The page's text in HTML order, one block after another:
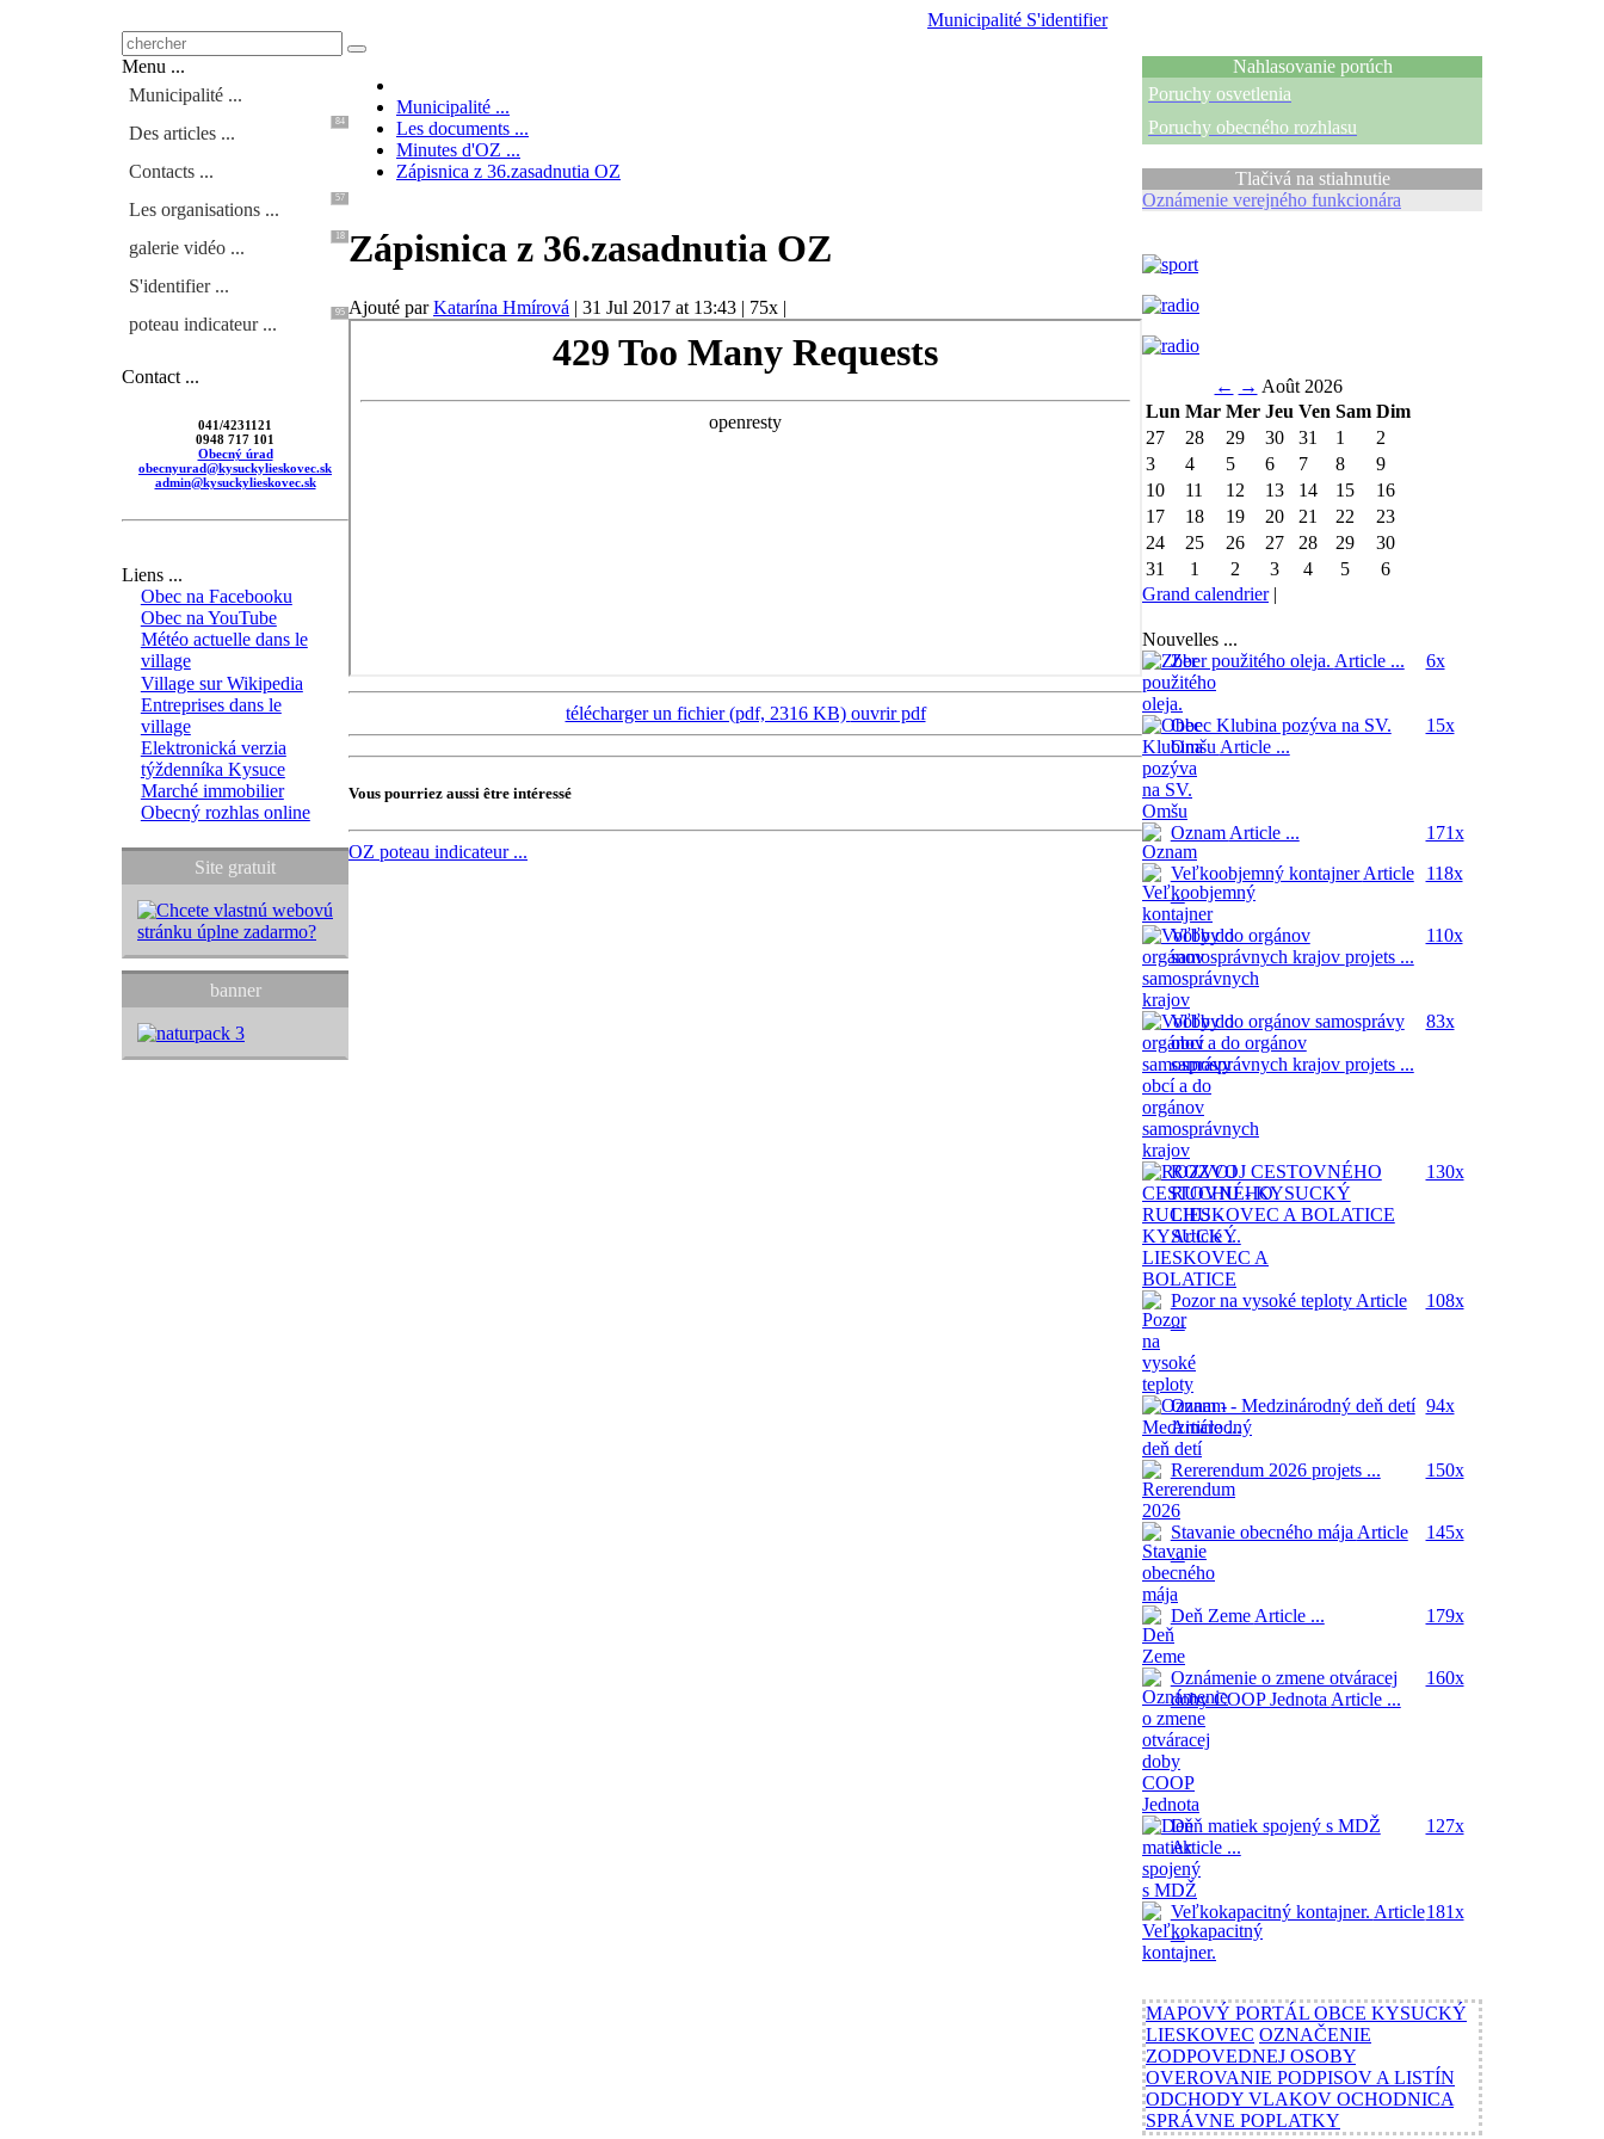
Municipalité S'identifier
Menu ...
Municipalité ...
Des articles ...
84
Contacts ...
Les organisations ...
57
galerie vidéo ...
18
S'identifier ...
poteau indicateur ...
95
Contact ...
041/4231121
0948 717 101
Obecný úrad
obecnyurad@kysuckylieskovec.sk
admin@kysuckylieskovec.sk
Liens ...
Obec na Facebooku
Obec na YouTube
Météo actuelle dans le
village
Village sur Wikipedia
Entreprises dans le
village
Elektronická verzia
týždenníka Kysuce
Marché immobilier
Obecný rozhlas online
Site gratuit
banner
Municipalité ...
Les documents ...
Minutes d'OZ ...
Zápisnica z 36.zasadnutia OZ
Zápisnica z 36.zasadnutia OZ
Ajouté parKatarína Hmírová | 31 Jul 2017 at 13:43 | 75x |
télécharger un fichier (pdf, 2316 KB) ouvrir pdf
Vous pourriez aussi être intéressé
OZ poteau indicateur ...
Nahlasovanie porúch
Poruchy osvetlenia
Poruchy obecného rozhlasu
Tlačivá na stiahnutie
Oznámenie verejného funkcionára
← → Août 2026
Lun Mar Mer Jeu Ven Sam Dim
27
28 29 30 31 1
2
3
4 5 6 7 8
9
10
11 12 13 14 15
16
17
18 19 20 21 22
23
24
25 26 27 28 29
30
31
1 2 3 4 5
6
Grand calendrier|
Nouvelles ...
Zber použitého oleja. Article ... 6x
Obec Klubina pozýva na SV.
Omšu Article ...
15x
Oznam Article ...
171x
Veľkoobjemný kontajnerArticle
...
118x
Voľby do orgánov
samosprávnych krajov projets ...
110x
Voľby do orgánov samosprávy
obcí a do orgánov
samosprávnych krajov projets ...
83x
ROZVOJ CESTOVNÉHO
RUCHU - KYSUCKÝ
LIESKOVEC A BOLATICE
Article ...
130x
Pozor na vysoké teploty Article
...
108x
Oznam - Medzinárodný deň detí
Article ...
94x
Rererendum 2026 projets ... 150x
Stavanie obecného mája Article
...
145x
Deň Zeme Article ... 179x
Oznámenie o zmene otváracej
doby COOP Jednota Article ...
160x
Deň matiek spojený s MDŽ
Article ...
127x
Veľkokapacitný kontajner. Article
...
181x
MAPOVÝ PORTÁL OBCE KYSUCKÝ
LIESKOVEC OZNAČENIE
ZODPOVEDNEJ OSOBY
OVEROVANIE PODPISOV A LISTÍN
ODCHODY VLAKOV OCHODNICA
SPRÁVNE POPLATKY